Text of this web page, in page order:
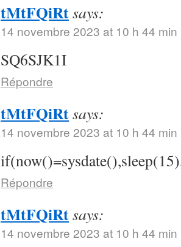
tMtFQiRtsays:
14 novembre 2023 at 10 h 44 min
SQ6SJK1I
Répondre
tMtFQiRtsays:
14 novembre 2023 at 10 h 44 min
Répondre
tMtFQiRtsays:
14 novembre 2023 at 10 h 44 min